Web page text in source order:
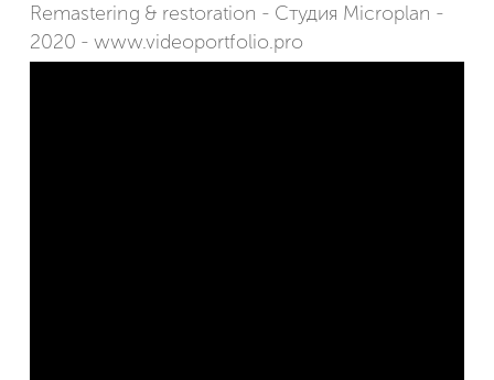
Remastering & restoration - Студия Microplan -
2020 - www.videoportfolio.pro